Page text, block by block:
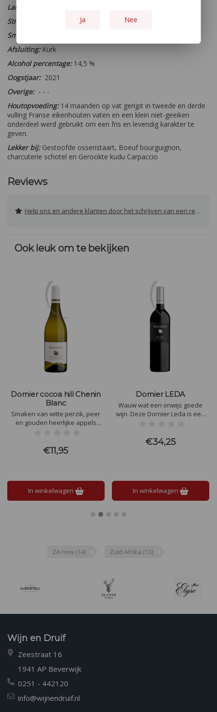
Land:
Streek:
Smaaktype:
Afsluiting:Kurk
Alcohol percentage:14,5 %
Oogstjaar:2021
Overige:- - -
Houtopvoeding:14 maanden op vat gerijpt in tweede en derde
vulling Franse eikenhouten vaten en een klein niet-geeiken
onderdeel werd gebruikt om een fris en levendig karakter te
geven.
Lekker bij: Gestoofde ossenstaart, Boeuf bourguignon,
charcuterie schotel en Gerookte kudu Carpaccio
Reviews
Help ons en andere klanten door het schrijven van een review
Ook leuk om te bekijken
Dornier cocoa hill Chenin
Blanc
Smaken van witte perzik, peer
en gouden heerlijke appels
zuurgraad, waardoor er een
geconcentreerde afdronk
€11,95
In winkelwagen
Dornier LEDA
Wauw wat een onwijs goede
wijn. Deze Dornier Leda is een
Een parel van een wijn uit
Stellenbosch
€34,25
In winkelwagen
ZA new (14) Zuid Afrika (13)
Wijn en Druif
Zeestraat 16
1941 AP Beverwijk
0251 - 442120
info@wijnendruif.nl
Ja Nee